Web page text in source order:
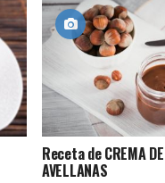
Receta de CREMA DE
AVELLANAS